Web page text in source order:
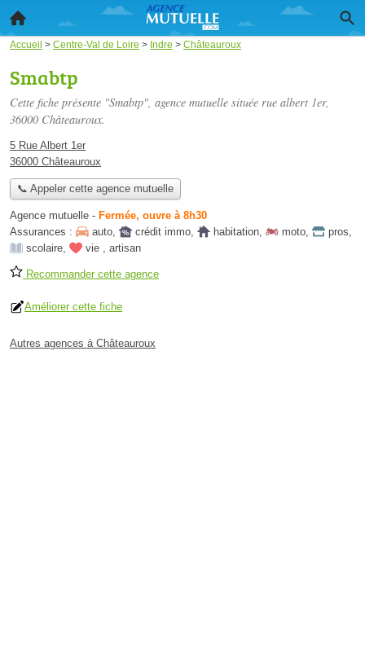
Accueil > Centre-Val de Loire > Indre > Châteauroux
Smabtp
Cette fiche présente "Smabtp", agence mutuelle située rue albert 1er,
36000 Châteauroux.
5 Rue Albert 1er
36000 Châteauroux
📞 Appeler cette agence mutuelle
Agence mutuelle - Fermée, ouvre à 8h30
Assurances :
auto, crédit immo, habitation, moto, pros,
scolaire, vie , artisan
Recommander cette agence
Améliorer cette fiche
Autres agences à Châteauroux